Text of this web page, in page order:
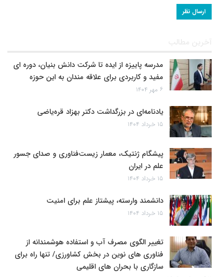
آخرین مطالب
مدرسه پاییزه از ایده تا شرکت دانش بنیان، دوره ای
مفید و کاربردی برای علاقه مندان به این حوزه
۶ مهر ۱۴۰۴
یادنامه‌ای در بزرگداشت دکتر بهزاد قره‌یاضی
۱۵ خرداد ۱۴۰۴
پیشگام ژنتیک، معمار زیست‌فناوری و صدای جسور
علم در ایران
۱۵ خرداد ۱۴۰۴
دانشمند وارسته، پیشتاز علم برای امنیت
۱۵ خرداد ۱۴۰۴
تغییر الگوی مصرف آب و استفاده هوشمندانه از
فناوری های نوین در بخش کشاورزی/ تنها راه برای
سازگاری با بحران های اقلیمی